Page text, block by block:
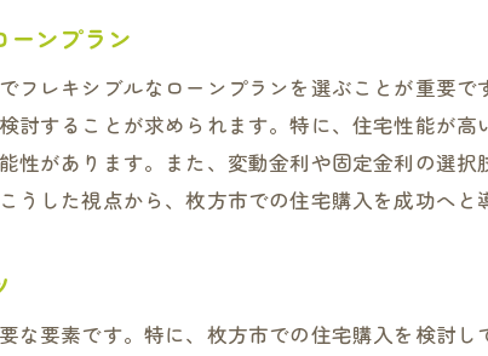
ーンプラン
フレキシブルなローンプランを選ぶことが重要
討することが求められます。特に、住宅性能が
性があります。また、変動金利や固定金利の選
した視点から、枚方市での住宅購入を成功へと
な要素です。特に、枚方市での住宅購入を検討